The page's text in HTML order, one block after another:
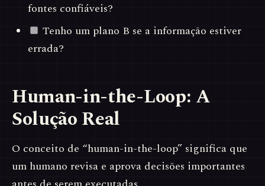
fontes confiáveis?
Tenho um plano B se a informação estiver
errada?
Human-in-the-Loop: A
Solução Real
O conceito de “human-in-the-loop” significa que
um humano revisa e aprova decisões importantes